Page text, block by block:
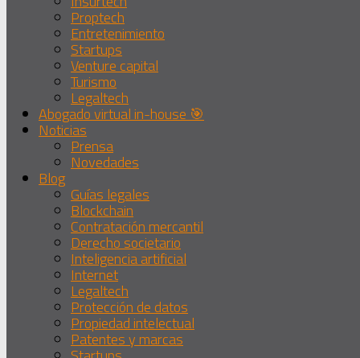
Proptech
Entretenimiento
Startups
Venture capital
Turismo
Legaltech
Abogado virtual in-house 🎯
Noticias
Prensa
Novedades
Blog
Guías legales
Blockchain
Contratación mercantil
Derecho societario
Inteligencia artificial
Internet
Legaltech
Protección de datos
Propiedad intelectual
Patentes y marcas